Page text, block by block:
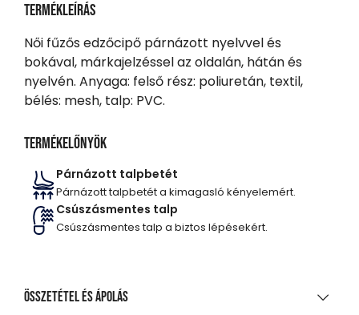
Termékleírás
Női fűzős edzőcipő párnázott nyelvvel és
bokával, márkajelzéssel az oldalán, hátán és
nyelvén. Anyaga: felső rész: poliuretán, textil,
bélés: mesh, talp: PVC.
Termékelőnyök
Párnázott talpbetét
Párnázott talpbetét a kimagasló kényelemért.
Csúszásmentes talp
Csúszásmentes talp a biztos lépésekért.
Összetétel és ápolás